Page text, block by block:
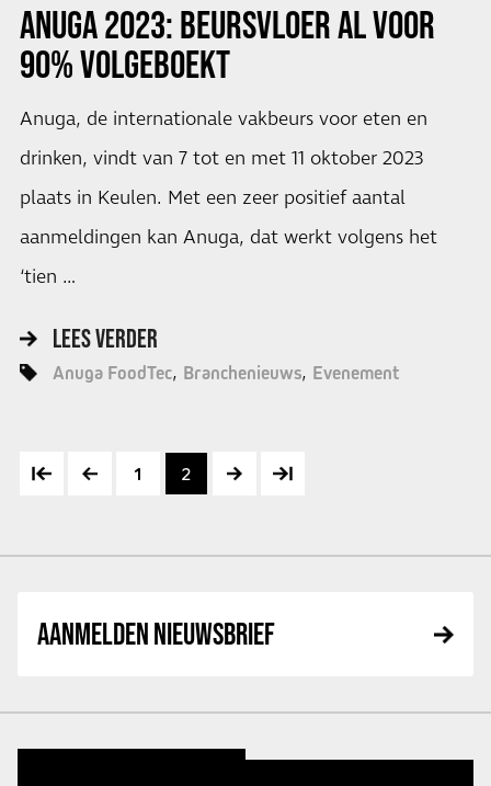
ANUGA 2023: BEURSVLOER AL VOOR
90% VOLGEBOEKT
Anuga, de internationale vakbeurs voor eten en
drinken, vindt van 7 tot en met 11 oktober 2023
plaats in Keulen. Met een zeer positief aantal
aanmeldingen kan Anuga, dat werkt volgens het
‘tien …
LEES VERDER
Anuga FoodTec Branchenieuws Evenement
1 2
AANMELDEN NIEUWSBRIEF